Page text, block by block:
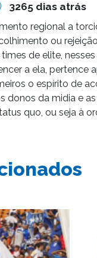
3265 dias atrás
regional a
ou
de elite,
a ela, pertence
o espírito de
donos da midia e
quo, ou seja à